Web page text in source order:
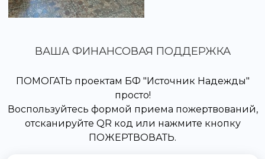
ВАША ФИНАНСОВАЯ ПОДДЕРЖКА
ПОМОГАТЬ проектам БФ "Источник Надежды"
просто!
Воспользуйтесь формой приема пожертвований,
отсканируйте QR код или нажмите кнопку
ПОЖЕРТВОВАТЬ.